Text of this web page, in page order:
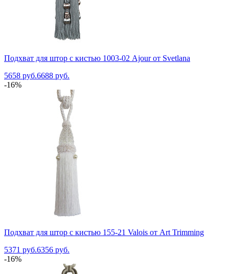
Подхват для штор с кистью 1003-02 Ajour от Svetlana
5658 руб.6688 руб.
-16%
Подхват для штор с кистью 155-21 Valois от Art Trimming
5371 руб.6356 руб.
-16%